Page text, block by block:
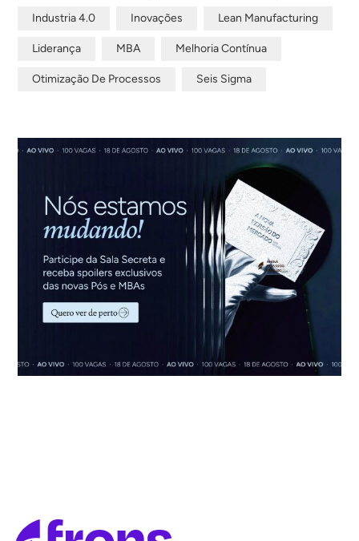
Industria 4.0 Inovações Lean Manufacturing
Liderança MBA Melhoria Contínua
Otimização De Processos Seis Sigma